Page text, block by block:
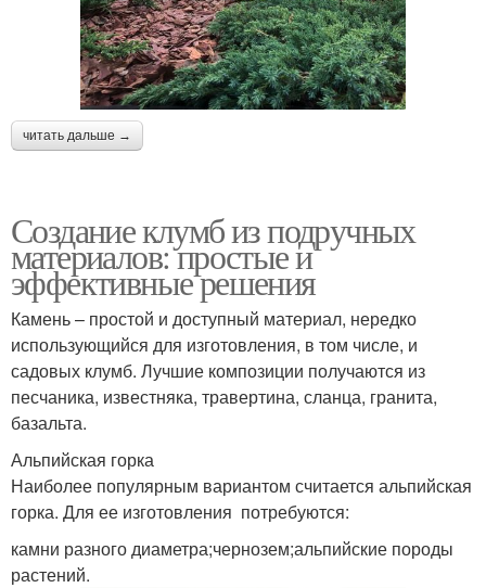
читать дальше →
Создание клумб из подручных
материалов: простые и
эффективные решения
Камень – простой и доступный материал, нередко
использующийся для изготовления, в том числе, и
садовых клумб. Лучшие композиции получаются из
песчаника, известняка, травертина, сланца, гранита,
базальта.
Альпийская горка
Наиболее популярным вариантом считается альпийская
горка. Для ее изготовления потребуются:
камни разного диаметра;чернозем;альпийские породы
растений.